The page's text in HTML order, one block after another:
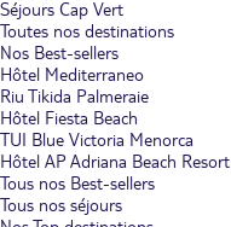
Séjours Cap Vert
Toutes nos destinations
Nos Best-sellers
Hôtel Mediterraneo
Riu Tikida Palmeraie
Hôtel Fiesta Beach
TUI Blue Victoria Menorca
Hôtel AP Adriana Beach Resort
Tous nos Best-sellers
Tous nos séjours